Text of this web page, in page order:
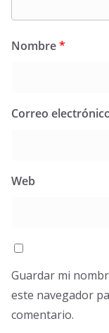
Nombre*
Correo
Web
Guardar mi
este navegador
comentario.